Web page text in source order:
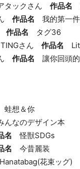
タックさん 作品名
作品名 我的第一
作品名 タグ36
さん 作品名
作品名 讓你回頭
蛙想＆你
んなのデザイン本
名 怪獣SDGs
名 今昔麗装
花束ッグ)